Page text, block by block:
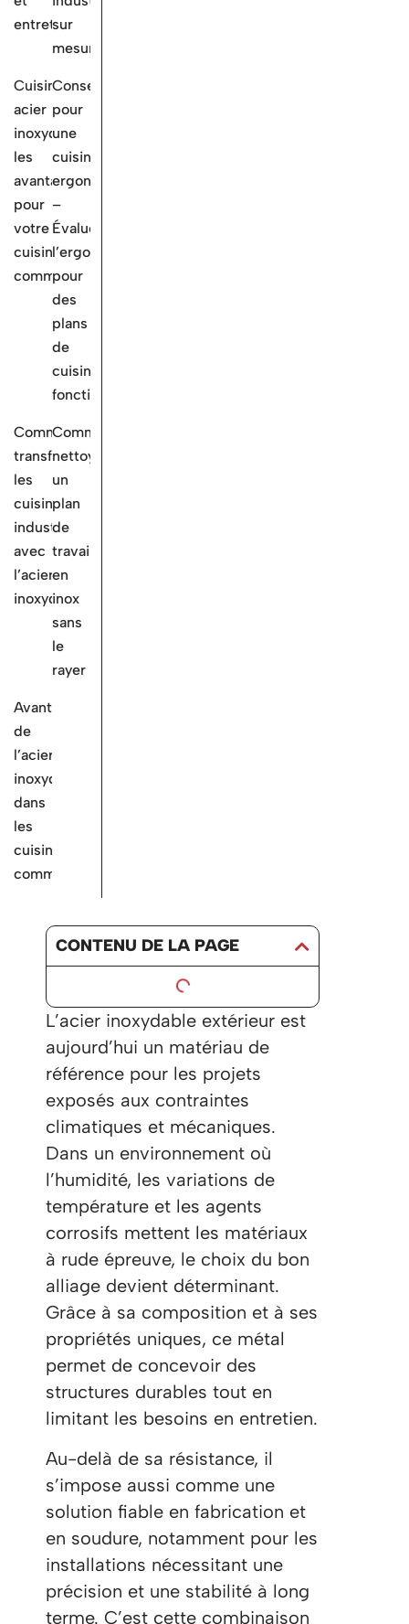
entretien
sur
mesure
Cuisine
acier
inoxydable:
les
avantages
pour
votre
cuisine
commerciale
Conseils
pour
une
cuisine
ergonomique
–
Évaluez
l’ergonomie
pour
des
plans
de
cuisine
fonctionnels
Comment
transformer
les
cuisines
industrielles
avec
l’acier
inoxydable?
Comment
nettoyer
un
plan
de
travail
en
inox
sans
le
rayer
Avantages
de
l’acier
inoxydable
dans
les
cuisines
commerciales
CONTENU DE LA PAGE
L’acier inoxydable extérieur est
aujourd’hui un matériau de
référence pour les projets
exposés aux contraintes
climatiques et mécaniques.
Dans un environnement où
l’humidité, les variations de
température et les agents
corrosifs mettent les matériaux
à rude épreuve, le choix du bon
alliage devient déterminant.
Grâce à sa composition et à ses
propriétés uniques, ce métal
permet de concevoir des
structures durables tout en
limitant les besoins en entretien.
Au-delà de sa résistance, il
s’impose aussi comme une
solution fiable en fabrication et
en soudure, notamment pour les
installations nécessitant une
précision et une stabilité à long
terme. C’est cette combinaison